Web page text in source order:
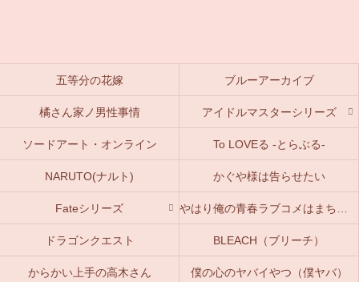
五等分の花嫁 ブルーアーカイブ
橘さん家ノ男性事情 アイドルマスターシリーズ
ソードアート・オンライン To LOVEる -とらぶる-
NARUTO(ナルト) かぐや様は告らせたい
Fateシリーズ
ドラゴンクエスト BLEACH（ブリーチ）
からかい上手の高木さん 僕の心のヤバイやつ（僕ヤバ）